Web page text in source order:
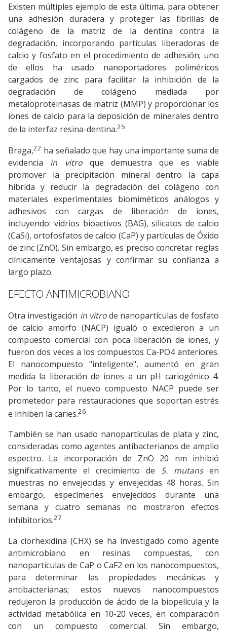
Existen múltiples ejemplo de esta última, para obtener
una adhesión duradera y proteger las fibrillas de
colágeno de la matriz de la dentina contra la
degradación, incorporando partículas liberadoras de
calcio y fosfato en el procedimiento de adhesión; uno
de ellos ha usado nanoportadores poliméricos
cargados de zinc para facilitar la inhibición de la
degradación de colágeno mediada por
metaloproteinasas de matriz (MMP) y proporcionar los
iones de calcio para la deposición de minerales dentro
de la interfaz resina-dentina.25
Braga,22 ha señalado que hay una importante suma de
evidencia in vitroque demuestra que es viable
promover la precipitación mineral dentro la capa
híbrida y reducir la degradación del colágeno con
materiales experimentales biomiméticos análogos y
adhesivos con cargas de liberación de iones,
incluyendo: vidrios bioactivos (BAG), silicatos de calcio
(CaSi), ortofosfatos de calcio (CaP) y partículas de Óxido
de zinc (ZnO). Sin embargo, es preciso concretar reglas
clínicamente ventajosas y confirmar su confianza a
largo plazo.
EFECTO ANTIMICROBIANO
Otra investigación in vitrode nanopartículas de fosfato
de calcio amorfo (NACP) igualó o excedieron a un
compuesto comercial con poca liberación de iones, y
fueron dos veces a los compuestos Ca-PO4 anteriores.
El nanocompuesto "inteligente", aumentó en gran
medida la liberación de iones a un pH cariogénico 4.
Por lo tanto, el nuevo compuesto NACP puede ser
prometedor para restauraciones que soportan estrés
e inhiben la caries.26
También se han usado nanopartículas de plata y zinc,
consideradas como agentes antibacterianos de amplio
espectro. La incorporación de ZnO 20 nm inhibió
significativamente el crecimiento de S. mutansen
muestras no envejecidas y envejecidas 48 horas. Sin
embargo, especímenes envejecidos durante una
semana y cuatro semanas no mostraron efectos
inhibitorios.27
La clorhexidina (CHX) se ha investigado como agente
antimicrobiano en resinas compuestas, con
nanopartículas de CaP o CaF2 en los nanocompuestos,
para determinar las propiedades mecánicas y
antibacterianas; estos nuevos nanocompuestos
redujeron la producción de ácido de la biopelícula y la
actividad metabólica en 10-20 veces, en comparación
con un compuesto comercial. Sin embargo,